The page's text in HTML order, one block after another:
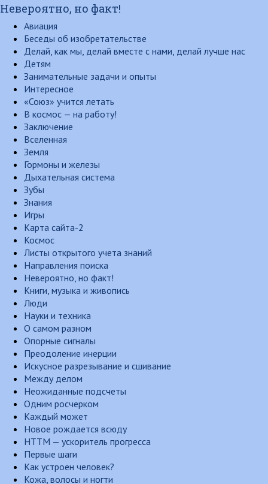
Невероятно, но факт!
Авиация
Беседы об изобретательстве
Делай, как мы, делай вместе с нами, делай лучше нас
Детям
Занимательные задачи и опыты
Интересное
«Союз» учится летать
В космос — на работу!
Заключение
Вселенная
Земля
Гормоны и железы
Дыхательная система
Зубы
Знания
Игры
Карта сайта-2
Космос
Листы открытого учета знаний
Направления поиска
Невероятно, но факт!
Книги, музыка и живопись
Люди
Науки и техника
О самом разном
Опорные сигналы
Преодоление инерции
Искусное разрезывание и сшивание
Между делом
Неожиданные подсчеты
Одним росчерком
Каждый может
Новое рождается всюду
НТТМ — ускоритель прогресса
Первые шаги
Как устроен человек?
Кожа, волосы и ногти